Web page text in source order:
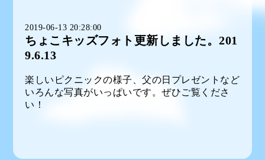
2019-06-13 20:28:00
ちょこキッズフォト更新しました。201
9.6.13
楽しいピクニックの様子、父の日プレゼントなど
いろんな写真がいっぱいです。ぜひご覧くださ
い！